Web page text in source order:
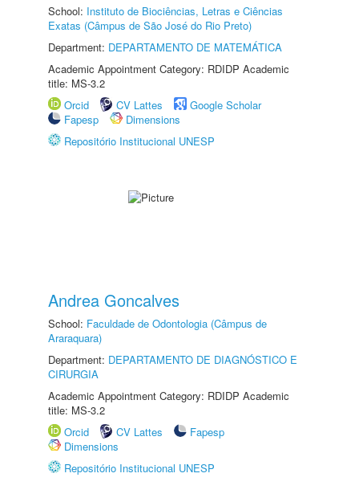
School: Instituto de Biociências, Letras e Ciências
Exatas (Câmpus de São José do Rio Preto)
Department: DEPARTAMENTO DE MATEMÁTICA
Academic Appointment Category: RDIDP Academic
title: MS-3.2
Orcid
CV Lattes
Google Scholar
Fapesp
Dimensions
Repositório Institucional UNESP
Andrea Goncalves
School: Faculdade de Odontologia (Câmpus de
Araraquara)
Department: DEPARTAMENTO DE DIAGNÓSTICO E
CIRURGIA
Academic Appointment Category: RDIDP Academic
title: MS-3.2
Orcid
CV Lattes
Fapesp
Dimensions
Repositório Institucional UNESP